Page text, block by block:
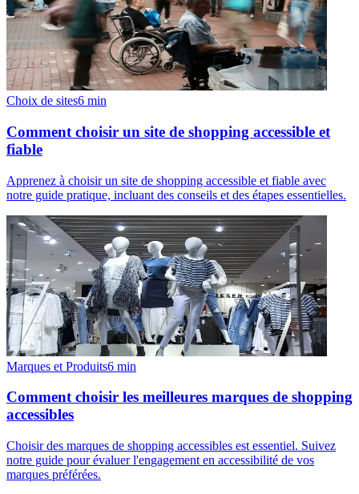
Choix de sites6 min
Comment choisir un site de shopping accessible et
fiable
Apprenez à choisir un site de shopping accessible et fiable avec
notre guide pratique, incluant des conseils et des étapes essentielles.
Marques et Produits6 min
Comment choisir les meilleures marques de shopping
accessibles
Choisir des marques de shopping accessibles est essentiel. Suivez
notre guide pour évaluer l'engagement en accessibilité de vos
marques préférées.